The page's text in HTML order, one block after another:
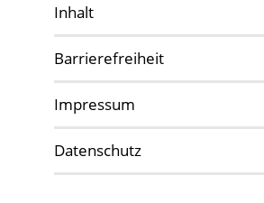
Inhalt
Barrierefreiheit
Impressum
Datenschutz